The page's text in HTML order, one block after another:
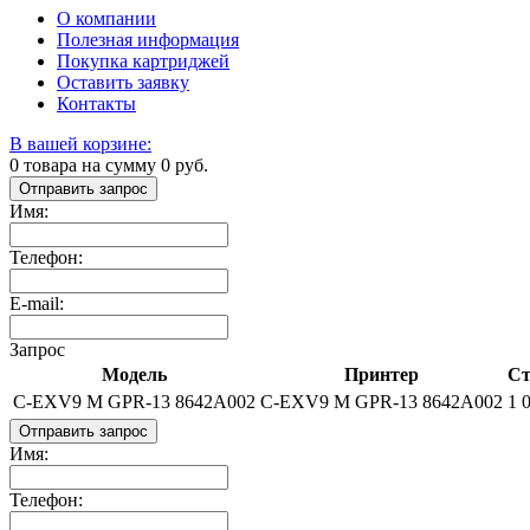
О компании
Полезная информация
Покупка картриджей
Оставить заявку
Контакты
В вашей корзине:
0 товара на сумму 0 руб.
Отправить запрос
Имя:
Телефон:
E-mail:
Запрос
Модель
Принтер
C-EXV9 M GPR-13 8642A002 C-EXV9 M GPR-13 8642A002 1
Отправить запрос
Имя:
Телефон: